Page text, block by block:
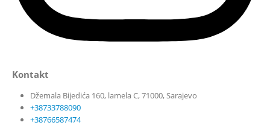
Kontakt
Džemala Bijedića 160, lamela C, 71000, Sarajevo
+38733788090
+38766587474